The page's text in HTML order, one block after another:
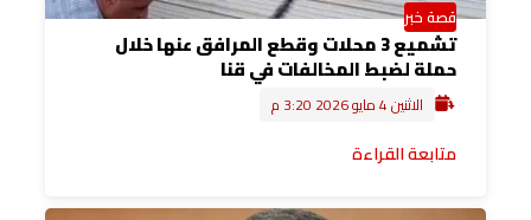
قصة خبر
تشميع 3 محلات وقطع المرافق عنها خلال
حملة لضبط المخالفات في قنا
الاثنين 4 مايو 2026 3:20 م
متابعة القراءة